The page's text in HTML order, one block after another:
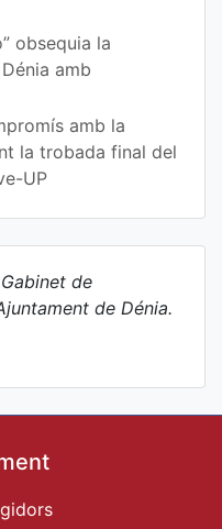
obsequia la
amb
amb la
la trobada final del
UP
de
de Dénia.